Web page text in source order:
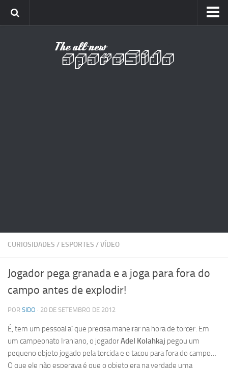
CURIOSIDADES / ESPORTES /VÍDEO
Jogador pega granada e a joga para fora do
campo antes de explodir!
POR SIDO · 20 DE SETEMBRO DE 2012
É, tem um pessoal aí que precisa maneirar na hora de torcer. Em
um campeonato Iraniano, o jogadorAdel Kolahkaj pegou um
pequeno objeto jogado pela torcida e o tacou para fora do campo…
O que ele não esperava é que o objeto era na verdade uma